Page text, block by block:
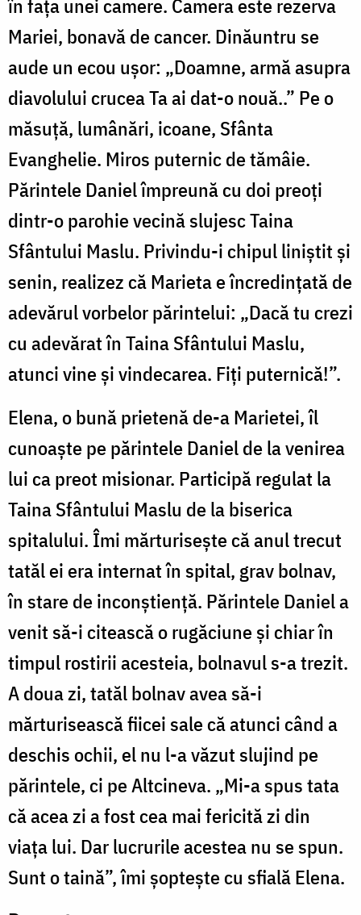
în faţa unei camere. Camera este rezerva
Mariei, bonavă de cancer. Dinăuntru se
aude un ecou uşor: „Doamne, armă asupra
diavolului crucea Ta ai dat-o nouă..” Pe o
măsuţă, lumânări, icoane, Sfânta
Evanghelie. Miros puternic de tămâie.
Părintele Daniel împreună cu doi preoţi
dintr-o parohie vecină slujesc Taina
Sfântului Maslu. Privindu-i chipul liniştit şi
senin, realizez că Marieta e încredinţată de
adevărul vorbelor părintelui: „Dacă tu crezi
cu adevărat în Taina Sfântului Maslu,
atunci vine şi vindecarea. Fiţi puternică!”.
Elena, o bună prietenă de-a Marietei, îl
cunoaşte pe părintele Daniel de la venirea
lui ca preot misionar. Participă regulat la
Taina Sfântului Maslu de la biserica
spitalului. Îmi mărturiseşte că anul trecut
tatăl ei era internat în spital, grav bolnav,
în stare de inconştienţă. Părintele Daniel a
venit să-i citească o rugăciune şi chiar în
timpul rostirii acesteia, bolnavul s-a trezit.
A doua zi, tatăl bolnav avea să-i
mărturisească fiicei sale că atunci când a
deschis ochii, el nu l-a văzut slujind pe
părintele, ci pe Altcineva. „Mi-a spus tata
că acea zi a fost cea mai fericită zi din
viaţa lui. Dar lucrurile acestea nu se spun.
Sunt o taină”, îmi şopteşte cu sfială Elena.